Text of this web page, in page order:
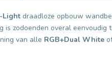
Light draadloze opbouw
is zodoenden overal
van alle RGB+Dual White